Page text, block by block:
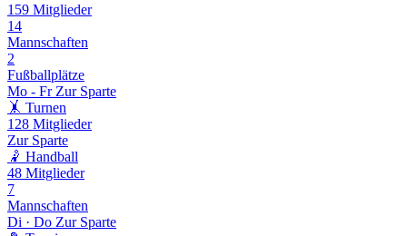
159 Mitglieder
14
Mannschaften
2
Fußballplätze
Mo - Fr Zur Sparte
🤸 Turnen
128 Mitglieder
Zur Sparte
🤾 Handball
48 Mitglieder
7
Mannschaften
Di · Do Zur Sparte